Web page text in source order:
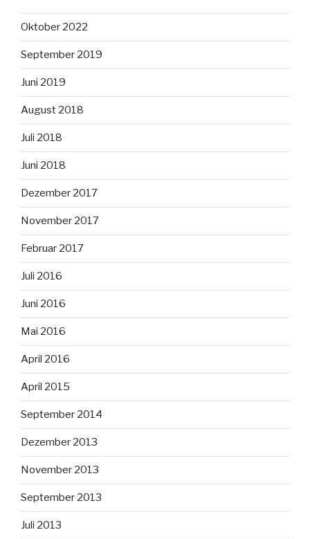
Oktober 2022
September 2019
Juni 2019
August 2018
Juli 2018
Juni 2018
Dezember 2017
November 2017
Februar 2017
Juli 2016
Juni 2016
Mai 2016
April 2016
April 2015
September 2014
Dezember 2013
November 2013
September 2013
Juli 2013